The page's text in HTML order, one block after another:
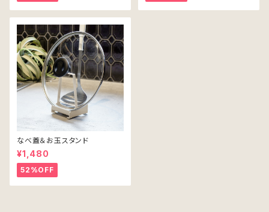
なべ蓋＆お玉スタンド
¥1,480
52%OFF